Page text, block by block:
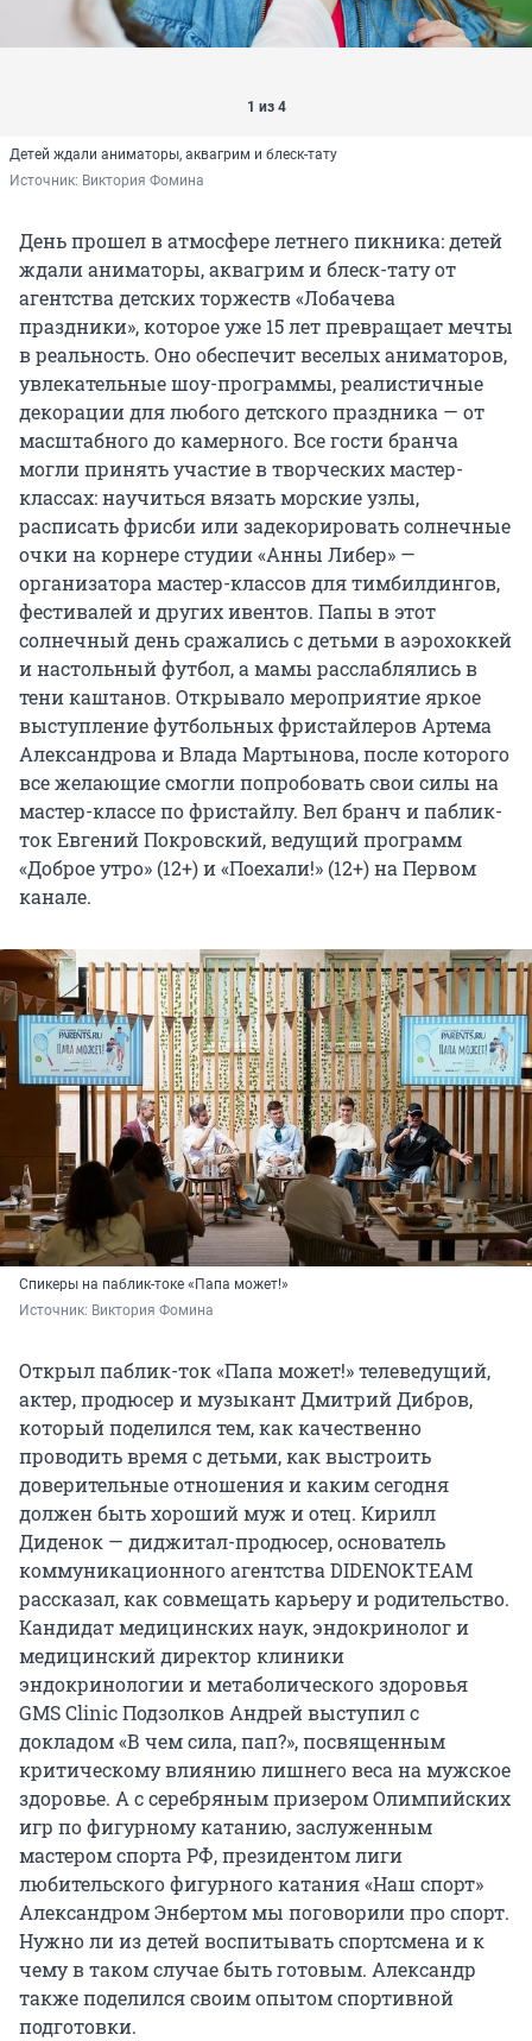
1 из 4
Детей ждали аниматоры, аквагрим и блеск-тату
Источник: Виктория Фомина
День прошел в атмосфере летнего пикника: детей
ждали аниматоры, аквагрим и блеск-тату от
агентства детских торжеств «Лобачева
праздники», которое уже 15 лет превращает мечты
в реальность. Оно обеспечит веселых аниматоров,
увлекательные шоу-программы, реалистичные
декорации для любого детского праздника — от
масштабного до камерного. Все гости бранча
могли принять участие в творческих мастер-
классах: научиться вязать морские узлы,
расписать фрисби или задекорировать солнечные
очки на корнере студии «Анны Либер» —
организатора мастер-классов для тимбилдингов,
фестивалей и других ивентов. Папы в этот
солнечный день сражались с детьми в аэрохоккей
и настольный футбол, а мамы расслаблялись в
тени каштанов. Открывало мероприятие яркое
выступление футбольных фристайлеров Артема
Александрова и Влада Мартынова, после которого
все желающие смогли попробовать свои силы на
мастер-классе по фристайлу. Вел бранч и паблик-
ток Евгений Покровский, ведущий программ
«Доброе утро» (12+) и «Поехали!» (12+) на Первом
канале.
Спикеры на паблик-токе «Папа может!»
Источник: Виктория Фомина
Открыл паблик-ток «Папа может!» телеведущий,
актер, продюсер и музыкант Дмитрий Дибров,
который поделился тем, как качественно
проводить время с детьми, как выстроить
доверительные отношения и каким сегодня
должен быть хороший муж и отец. Кирилл
Диденок — диджитал-продюсер, основатель
коммуникационного агентства DIDENOKTEAM
рассказал, как совмещать карьеру и родительство.
Кандидат медицинских наук, эндокринолог и
медицинский директор клиники
эндокринологии и метаболического здоровья
GMS Clinic Подзолков Андрей выступил с
докладом «В чем сила, пап?», посвященным
критическому влиянию лишнего веса на мужское
здоровье. А с серебряным призером Олимпийских
игр по фигурному катанию, заслуженным
мастером спорта РФ, президентом лиги
любительского фигурного катания «Наш спорт»
Александром Энбертом мы поговорили про спорт.
Нужно ли из детей воспитывать спортсмена и к
чему в таком случае быть готовым. Александр
также поделился своим опытом спортивной
подготовки.